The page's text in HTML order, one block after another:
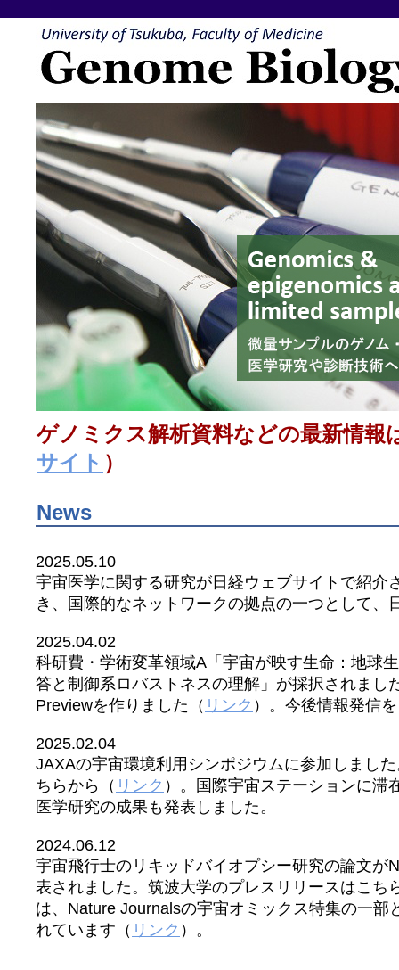
ゲノミクス解析資料などの最新情報
サイト ）
News
2025.05.10
宇宙医学に関する研究が日経ウェブサイトで紹介
き、国際的なネットワークの拠点の一つとして、
2025.04.02
科研費・学術変革領域A「宇宙が映す生命：地球
答と制御系ロバストネスの理解」が採択されまし
Previewを作りました（ リンク ）。今後情報発信
2025.02.04
JAXAの宇宙環境利用シンポジウムに参加しまし
ちらから（ リンク ）。国際宇宙ステーションに滞
医学研究の成果も発表しました。
2024.06.12
宇宙飛行士のリキッドバイオプシー研究の論文が
表されました。筑波大学のプレスリリースはこち
は、Nature Journalsの宇宙オミックス特集の一部
れています（ リンク ）。